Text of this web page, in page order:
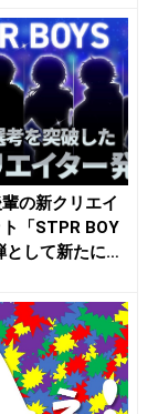
の新クリエイ
「STPR BOY
として新たに